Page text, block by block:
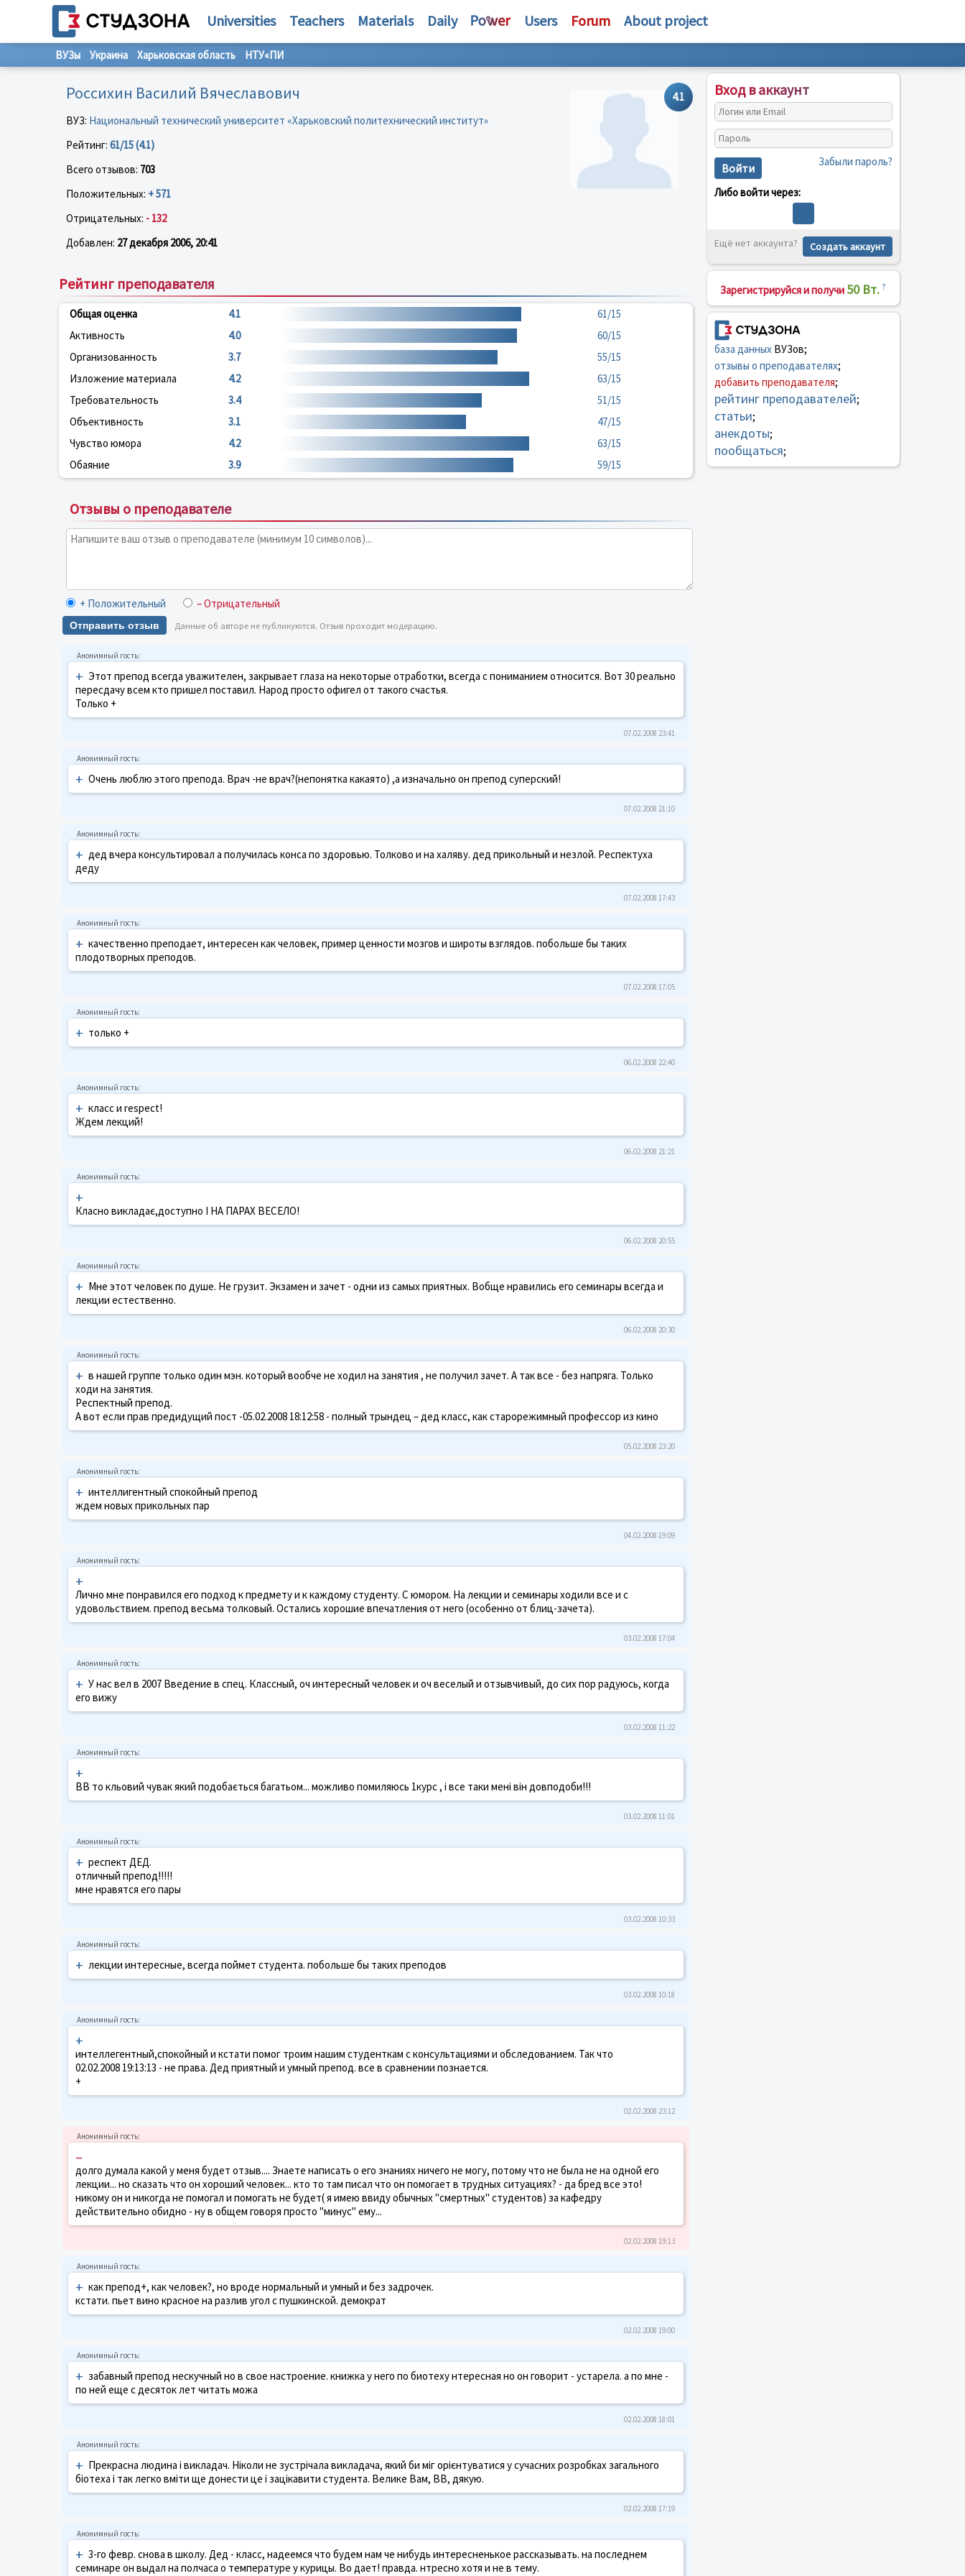
Universities Teachers Materials Daily Users Forum About project
ВУЗы Украина Харьковская область НТУ«ПИ
4.1
Россихин Василий Вячеславович
ВУЗ: Национальный технический университет «Харьковский политехнический институт»
Рейтинг: 61/15 (4.1)
Всего отзывов: 703
Положительных: + 571
Отрицательных: - 132
Добавлен: 27 декабря 2006, 20:41
Рейтинг преподавателя
Общая оценка 4.1
61/15
Активность
4.0
60/15
Организованность
3.7
55/15
Изложение материала
4.2
63/15
Требовательность
3.4
51/15
Объективность
3.1
47/15
Чувство юмора
4.2
63/15
Обаяние
3.9 59/15
Отзывы о преподавателе
+ Положительный – Отрицательный
Отправить отзыв Данные об авторе не публикуются. Отзыв проходит модерацию.
+ Этот препод всегда уважителен, закрывает глаза на некоторые отработки, всегда с пониманием относится. Вот 30 реально
пересдачу всем кто пришел поставил. Народ просто офигел от такого счастья.
Только +
07.02.2008 23:41
+ Очень люблю этого препода. Врач -не врач?(непонятка какаято) ,а изначально он препод суперский!
07.02.2008 21:10
+ дед вчера консультировал а получилась конса по здоровью. Толково и на халяву. дед прикольный и незлой. Респектуха
деду
07.02.2008 17:43
+ качественно преподает, интересен как человек, пример ценности мозгов и широты взглядов. побольше бы таких
плодотворных преподов.
07.02.2008 17:05
+ только +
06.02.2008 22:40
+ класс и respect!
Ждем лекций!
06.02.2008 21:21
+
Класно викладає,доступно І НА ПАРАХ ВЕСЕЛО!
06.02.2008 20:55
+ Мне этот человек по душе. Не грузит. Экзамен и зачет - одни из самых приятных. Вобще нравились его семинары всегда и
лекции естественно.
06.02.2008 20:30
+ в нашей группе только один мэн. который вообче не ходил на занятия , не получил зачет. А так все - без напряга. Только
ходи на занятия.
Респектный препод.
А вот если прав предидущий пост -05.02.2008 18:12:58 - полный трындец – дед класс, как старорежимный профессор из кино
05.02.2008 23:20
+ интеллигентный спокойный препод
ждем новых прикольных пар
04.02.2008 19:09
+
Лично мне понравился его подход к предмету и к каждому студенту. С юмором. На лекции и семинары ходили все и с
удовольствием. препод весьма толковый. Остались хорошие впечатления от него (особенно от блиц-зачета).
03.02.2008 17:04
+ У нас вел в 2007 Введение в спец. Классный, оч интересный человек и оч веселый и отзывчивый, до сих пор радуюсь, когда
его вижу
03.02.2008 11:22
+
ВВ то кльовий чувак який подобається багатьом... можливо помиляюсь 1курс , і все таки мені він довподоби!!!
03.02.2008 11:01
+ респект ДЕД.
oтличный препод!!!!!
мне нравятся его пары
03.02.2008 10:33
+ лекции интересные, всегда поймет студента. побольше бы таких преподов
03.02.2008 10:18
+
интеллегентный,спокойный и кстати помог троим нашим студенткам с консультациями и обследованием. Так что
02.02.2008 19:13:13 - не права. Дед приятный и умный препод. все в сравнении познается.
+
02.02.2008 23:12
–
долго думала какой у меня будет отзыв.... Знаете написать о его знаниях ничего не могу, потому что не была не на одной его
лекции... но сказать что он хороший человек... кто то там писал что он помогает в трудных ситуациях? - да бред все это!
никому он и никогда не помогал и помогать не будет( я имею ввиду обычных "смертных" студентов) за кафедру
действительно обидно - ну в общем говоря просто "минус" ему...
02.02.2008 19:13
+ как препод+, как человек?, но вроде нормальный и умный и без задрочек.
кстати. пьет вино красное на разлив угол с пушкинской. демократ
02.02.2008 19:00
+ забавный препод нескучный но в свое настроение. книжка у него по биотеху нтересная но он говорит - устарела. а по мне -
по ней еще с десяток лет читать можа
02.02.2008 18:01
+ Прекрасна людина і викладач. Ніколи не зустрічала викладача, який би міг орієнтуватися у сучасних розробках загального
біотеха і так легко вміти ще донести це і зацікавити студента. Велике Вам, ВВ, дякую.
02.02.2008 17:19
+ 3-го февр. снова в школу. Дед - класс, надеемся что будем нам че нибудь интересненькое рассказывать. на последнем
семинаре он выдал на полчаса о температуре у курицы. Во дает! правда. нтресно хотя и не в тему.
Вход в аккаунт
Войти Забыли пароль?
Либо войти через:
Ещё нет аккаунта? Создать аккаунт
Зарегистрируйся и получи 50 Вт. ?
база данныхВУЗов;
отзывы о преподавателях;
добавить преподавателя;
рейтинг преподавателей;
статьи;
анекдоты;
пообщаться;